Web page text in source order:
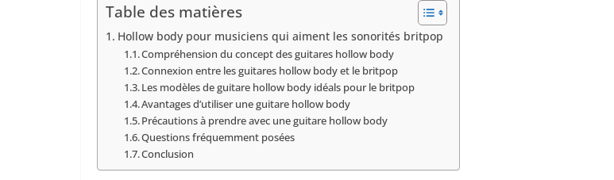
Table des matières
Hollow body pour musiciens qui aiment les sonorités britpop
Compréhension du concept des guitares hollow body
Connexion entre les guitares hollow ​body ⁣et ​le britpop
Les ‌modèles de guitare⁤ hollow body idéals pour⁣ le britpop
Avantages d’utiliser une guitare hollow body
Précautions à prendre avec​ une guitare hollow body
Questions fréquemment posées
Conclusion